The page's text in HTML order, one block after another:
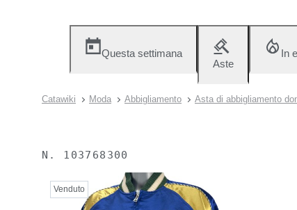
Questa settimana
Aste
In
Catawiki Moda Abbigliamento Asta di abbigliamento
N. 103768300
Venduto